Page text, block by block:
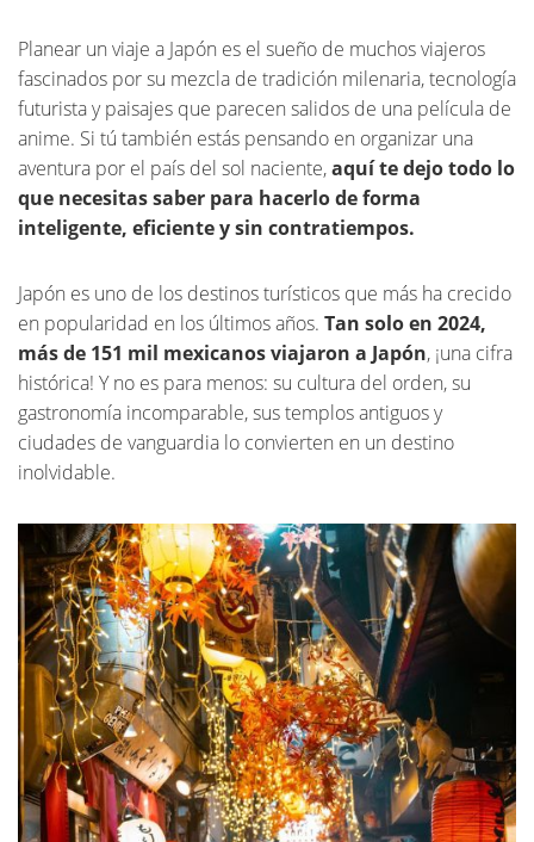
Planear un viaje a Japón es el sueño de muchos viajeros
fascinados por su mezcla de tradición milenaria, tecnología
futurista y paisajes que parecen salidos de una película de
anime. Si tú también estás pensando en organizar una
aventura por el país del sol naciente,aquí te dejo todo lo
que necesitas saber para hacerlo de forma
inteligente, eficiente y sin contratiempos.
Japón es uno de los destinos turísticos que más ha crecido
en popularidad en los últimos años. Tan solo en 2024,
más de 151 mil mexicanos viajaron a Japón, ¡una cifra
histórica! Y no es para menos: su cultura del orden, su
gastronomía incomparable, sus templos antiguos y
ciudades de vanguardia lo convierten en un destino
inolvidable.